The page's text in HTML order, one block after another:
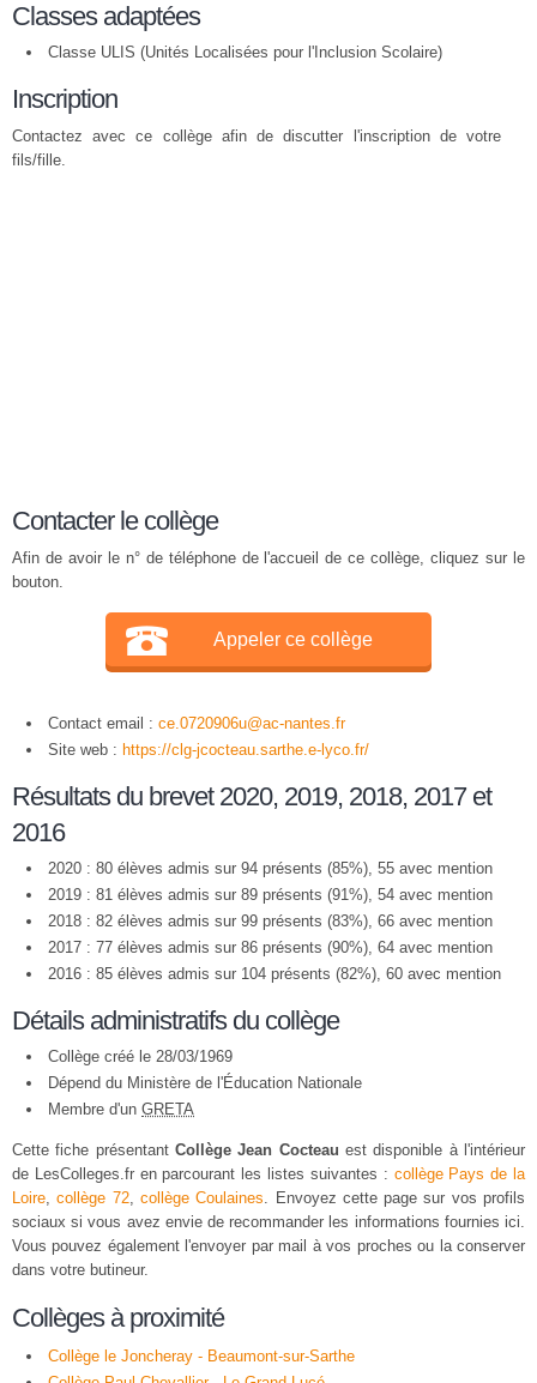
Classes adaptées
Classe ULIS (Unités Localisées pour l'Inclusion Scolaire)
Inscription
Contactez avec ce collège afin de discutter l'inscription de votre
fils/fille.
Contacter le collège
Afin de avoir le n° de téléphone de l'accueil de ce collège, cliquez sur le
bouton.
Appeler ce collège
Contact email : ce.0720906u@ac-nantes.fr
Site web : https://clg-jcocteau.sarthe.e-lyco.fr/
Résultats du brevet 2020, 2019, 2018, 2017 et
2016
2020 : 80 élèves admis sur 94 présents (85%), 55 avec mention
2019 : 81 élèves admis sur 89 présents (91%), 54 avec mention
2018 : 82 élèves admis sur 99 présents (83%), 66 avec mention
2017 : 77 élèves admis sur 86 présents (90%), 64 avec mention
2016 : 85 élèves admis sur 104 présents (82%), 60 avec mention
Détails administratifs du collège
Collège créé le 28/03/1969
Dépend du Ministère de l'Éducation Nationale
Membre d'un GRETA
Cette fiche présentant Collège Jean Cocteau est disponible à l'intérieur
de LesColleges.fr en parcourant les listes suivantes : collège Pays de la
Loire,collège 72, collège Coulaines. Envoyez cette page sur vos profils
sociaux si vous avez envie de recommander les informations fournies ici.
Vous pouvez également l'envoyer par mail à vos proches ou la conserver
dans votre butineur.
Collèges à proximité
Collège le Joncheray - Beaumont-sur-Sarthe